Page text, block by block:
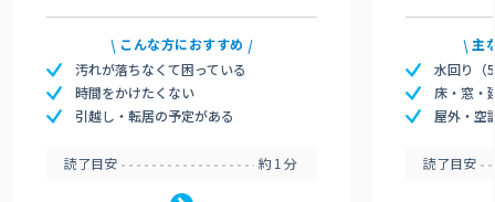
こんな方におすすめ
汚れが落ちなくて困っている
時間をかけたくない
引越し・転居の予定がある
読了目安 約1分
主
水回り（
床・窓・
屋外・空
読了目安